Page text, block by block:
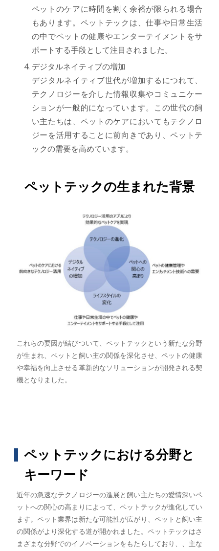
ペットのケアに時間を割く余裕が限られる場合
もあります。ペットテックは、仕事や日常生活
の中でペットの健康やエンターテイメントをサ
ポートする手段として注目されました。
デジタルネイティブの増加
デジタルネイティブ世代が増加するにつれて、
テクノロジーを介した情報収集やコミュニケー
ションが一般的になっています。この世代の飼
い主たちは、ペットのケアにおいてもテクノロ
ジーを活用することに前向きであり、ペットテ
ックの需要を高めています。
ペットテックの生まれた背景
これらの要因が結びついて、ペットテックという新たな分野
が生まれ、ペットと飼い主の関係を深化させ、ペットの健康
や幸福を向上させる革新的なソリューションが開発される契
機となりました。
ペットテックにおける分野と
キーワード
近年の急速なテクノロジーの進展と飼い主たちの愛情深いペ
ットへの関心の高まりによって、ペットテックが進化してい
ます。ペット業界は新たな可能性が広がり、ペットと飼い主
の関係がより深化する道が開かれました。ペットテックはさ
まざまな分野でのイノベーションをもたらしており、、主な